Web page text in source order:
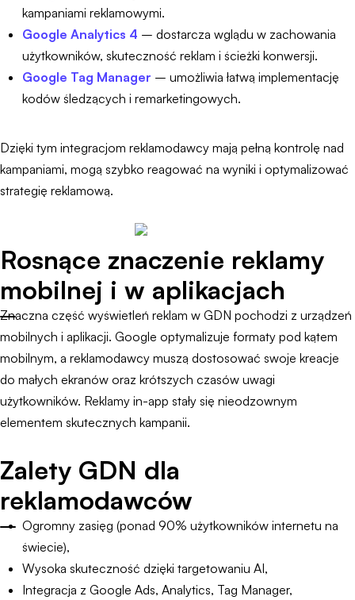
kampaniami reklamowymi.
Google Analytics 4 – dostarcza wglądu w zachowania
użytkowników, skuteczność reklam i ścieżki konwersji.
Google Tag Manager – umożliwia łatwą implementację
kodów śledzących i remarketingowych.
Dzięki tym integracjom reklamodawcy mają pełną kontrolę nad
kampaniami, mogą szybko reagować na wyniki i optymalizować
strategię reklamową.
Rosnące znaczenie reklamy
mobilnej i w aplikacjach
Znaczna część wyświetleń reklam w GDN pochodzi z urządzeń
mobilnych i aplikacji. Google optymalizuje formaty pod kątem
mobilnym, a reklamodawcy muszą dostosować swoje kreacje
do małych ekranów oraz krótszych czasów uwagi
użytkowników. Reklamy in-app stały się nieodzownym
elementem skutecznych kampanii.
Zalety GDN dla
reklamodawców
Ogromny zasięg (ponad 90% użytkowników internetu na
świecie),
Wysoka skuteczność dzięki targetowaniu AI,
Integracja z Google Ads, Analytics, Tag Manager,